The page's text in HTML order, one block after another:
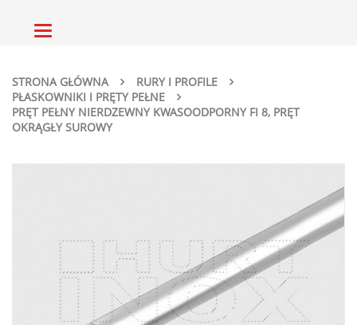
Toggle
STRONA GŁÓWNA
RURY I PROFILE
PŁASKOWNIKI I PRĘTY PEŁNE
PRĘT PEŁNY NIERDZEWNY KWASOODPORNY FI 8, PRĘT
OKRĄGŁY SUROWY